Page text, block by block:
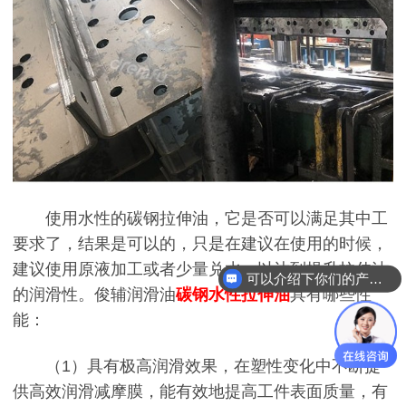
使用水性的碳钢拉伸油，它是否可以满足其中工
要求了，结果是可以的，只是在建议在使用的时候，
建议使用原液加工或者少量兑水，以达到提升拉伸油
的润滑性。俊辅润滑油碳钢水性拉伸油具有哪些性
能：
（1）具有极高润滑效果，在塑性变化中不断提
供高效润滑减摩膜，能有效地提高工件表面质量，有
可以介绍下你们的产品么